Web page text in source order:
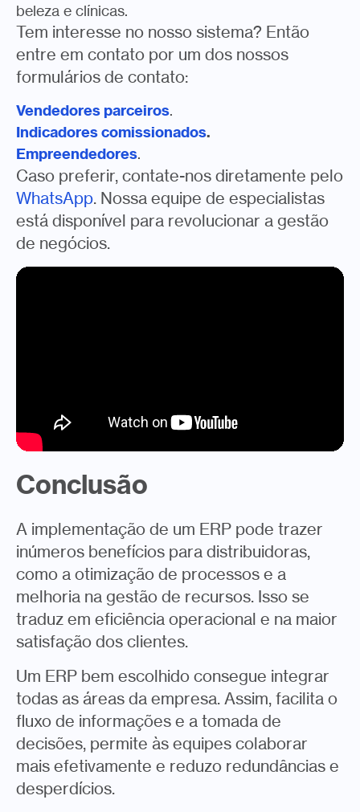
beleza e clínicas.
Tem interesse no nosso sistema? Então
entre em contato por um dos nossos
formulários de contato:
Vendedores parceiros.
Indicadores comissionados.
Empreendedores.
Caso preferir, contate-nos diretamente pelo
WhatsApp. Nossa equipe de especialistas
está disponível para revolucionar a gestão
de negócios.
Conclusão
A implementação de um ERP pode trazer
inúmeros benefícios para distribuidoras,
como a otimização de processos e a
melhoria na gestão de recursos. Isso se
traduz em eficiência operacional e na maior
satisfação dos clientes.
Um ERP bem escolhido consegue integrar
todas as áreas da empresa. Assim, facilita o
fluxo de informações e a tomada de
decisões, permite às equipes colaborar
mais efetivamente e reduzo redundâncias e
desperdícios.